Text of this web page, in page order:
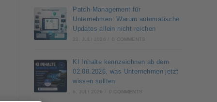
Patch-Management für
Unternehmen: Warum automatische
Updates allein nicht reichen
22. JULI 2026 0 COMMENTS
KI Inhalte kennzeichnen ab dem
02.08.2026, was Unternehmen jetzt
wissen sollten
6. JULI 2026 0 COMMENTS